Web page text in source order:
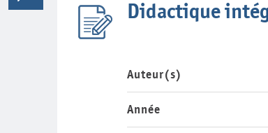
Didactique
Auteur(s)
Année